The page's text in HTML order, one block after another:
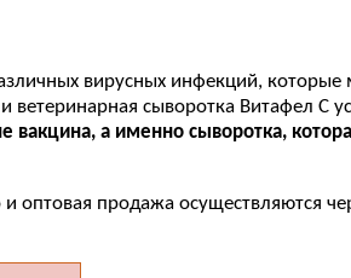
вирусных инфекций, которые
ветеринарная сыворотка Витафел С
вакцина, а именно сыворотка,
оптовая продажа осуществляются